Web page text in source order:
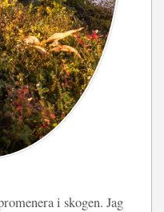
i skogen. Jag